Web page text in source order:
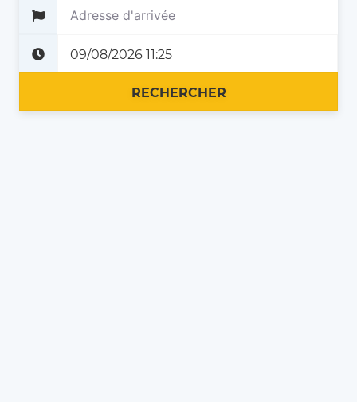
RECHERCHER